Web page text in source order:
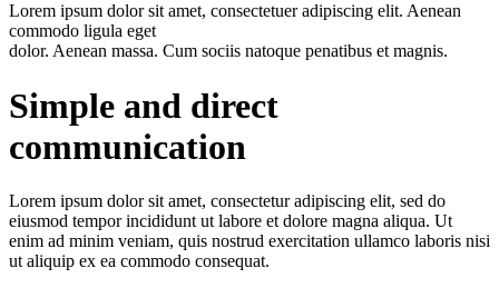
Lorem ipsum dolor sit amet, consectetuer adipiscing elit. Aenean
commodo ligula eget
dolor. Aenean massa. Cum sociis natoque penatibus et magnis.
Simple and direct
communication
Lorem ipsum dolor sit amet, consectetur adipiscing elit, sed do
eiusmod tempor incididunt ut labore et dolore magna aliqua. Ut
enim ad minim veniam, quis nostrud exercitation ullamco laboris nisi
ut aliquip ex ea commodo consequat.